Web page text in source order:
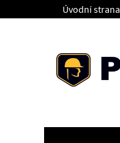
Úvodní strana